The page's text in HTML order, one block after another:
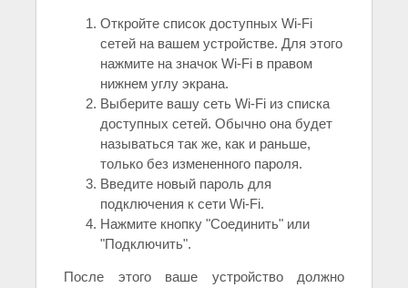
Откройте список доступных Wi-Fi
сетей на вашем устройстве. Для этого
нажмите на значок Wi-Fi в правом
нижнем углу экрана.
Выберите вашу сеть Wi-Fi из списка
доступных сетей. Обычно она будет
называться так же, как и раньше,
только без измененного пароля.
Введите новый пароль для
подключения к сети Wi-Fi.
Нажмите кнопку "Соединить" или
"Подключить".
После этого ваше устройство должно